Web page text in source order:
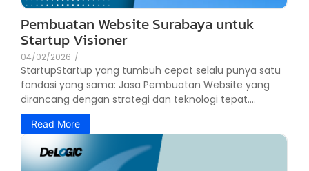
Pembuatan Website Surabaya untuk
Startup Visioner
04/02/2026 /
StartupStartup yang tumbuh cepat selalu punya satu
fondasi yang sama: Jasa Pembuatan Website yang
dirancang dengan strategi dan teknologi tepat....
Read More